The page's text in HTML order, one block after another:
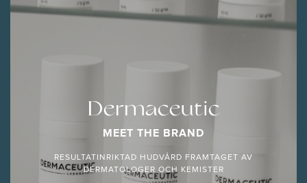
Dermaceutic
MEET THE BRAND
RESULTATINRIKTAD HUDVÅRD FRAMTAGET AV
DERMATOLOGER OCH KEMISTER